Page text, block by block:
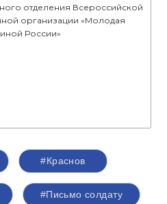
отделения Всероссийской
организации «Молодая
России»
#Краснов
#Письмо солдату